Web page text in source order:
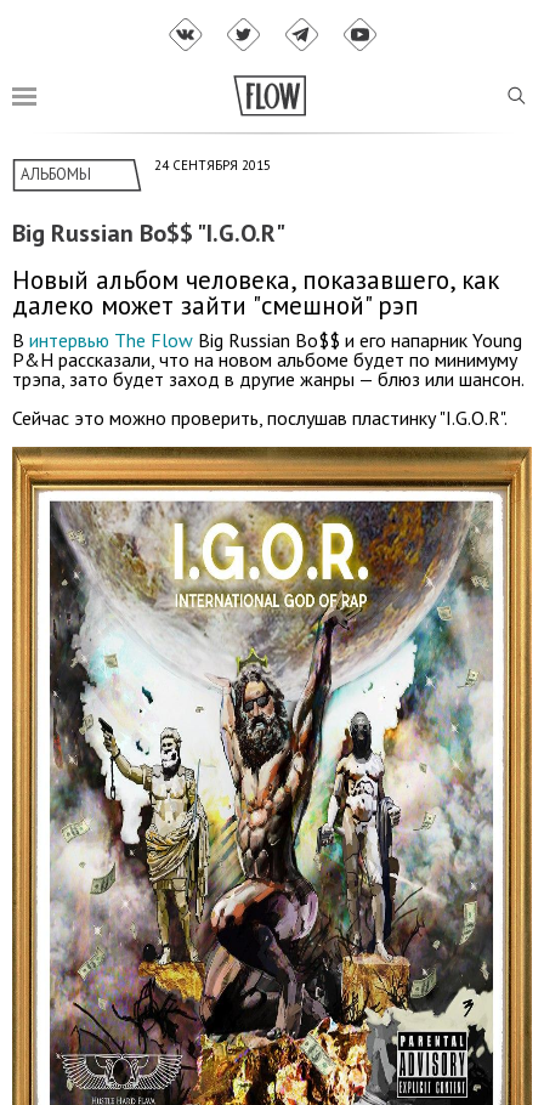
АЛЬБОМЫ 24 СЕНТЯБРЯ 2015
Big Russian Bo$$ "I.G.O.R"
Новый альбом человека, показавшего, как
далеко может зайти "смешной" рэп
В интервью The Flow Big Russian Bo$$ и его напарник Young
P&H рассказали, что на новом альбоме будет по минимуму
трэпа, зато будет заход в другие жанры — блюз или шансон.
Сейчас это можно проверить, послушав пластинку "I.G.O.R".